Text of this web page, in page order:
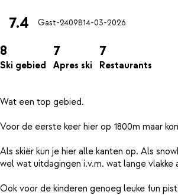
7.4 Gast-2409814-03-2026
8
Ski gebied
7
Apres ski
7
Restaurants
Wat een top gebied.
Voor de eerste keer hier op 1800m maar
Als skiër kun je hier alle kanten op. Als
wel wat uitdagingen i.v.m. wat lange vlakke
Ook voor de kinderen genoeg leuke fun